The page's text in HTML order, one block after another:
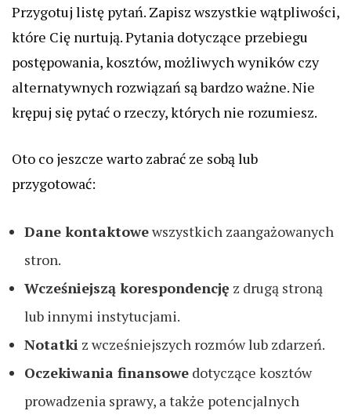
Przygotuj listę pytań. Zapisz wszystkie wątpliwości,
które Cię nurtują. Pytania dotyczące przebiegu
postępowania, kosztów, możliwych wyników czy
alternatywnych rozwiązań są bardzo ważne. Nie
krępuj się pytać o rzeczy, których nie rozumiesz.
Oto co jeszcze warto zabrać ze sobą lub
przygotować:
Dane kontaktowewszystkich zaangażowanych
stron.
Wcześniejszą korespondencję z drugą stroną
lub innymi instytucjami.
Notatki z wcześniejszych rozmów lub zdarzeń.
Oczekiwania finansowe dotyczące kosztów
prowadzenia sprawy, a także potencjalnych